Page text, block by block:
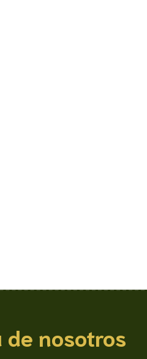
de nosotros